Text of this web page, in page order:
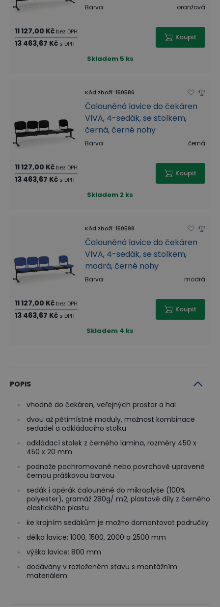
Barva: oranžová
11 127,00 Kč bez DPH
13 463,67 Kč s DPH
Koupit
Skladem 5 ks
Kód zboží: 150586
Čalouněná lavice do čekáren
VIVA, 4-sedák, se stolkem,
černá, černé nohy
Barva: černá
11 127,00 Kč bez DPH
13 463,67 Kč s DPH
Koupit
Skladem 2 ks
Kód zboží: 150598
Čalouněná lavice do čekáren
VIVA, 4-sedák, se stolkem,
modrá, černé nohy
Barva: modrá
11 127,00 Kč bez DPH
13 463,67 Kč s DPH
Koupit
Skladem 4 ks
POPIS
vhodné do čekáren, veřejných prostor a hal
dvou až pětimístné moduly, možnost kombinace
sedadel a odkládacího stolku
odkládací stolek z černého lamina, rozměry 450 x
450 x 20 mm
podnože pochromované nebo povrchově upravené
černou práškovou barvou
sedák i opěrák čalouněné do mikroplyše (100%
polyester), gramáž 280g/ m2, plastové díly z černého
elastického plastu
ke krajním sedákům je možno domontovat područky
délka lavice: 1000, 1500, 2000 a 2500 mm
výška lavice: 800 mm
dodávány v rozloženém stavu s montážním
materiálem